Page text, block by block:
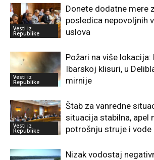
Vesti iz
Republike
Donete dodatne mere
posledica nepovoljnih
uslova
Vesti iz
Republike
Požari na više lokacija:
Ibarskoj klisuri, u
mirnije
Vesti iz
Republike
Štab za vanredne
situacija stabilna, apel
potrošnju struje i vode
Nizak vodostaj